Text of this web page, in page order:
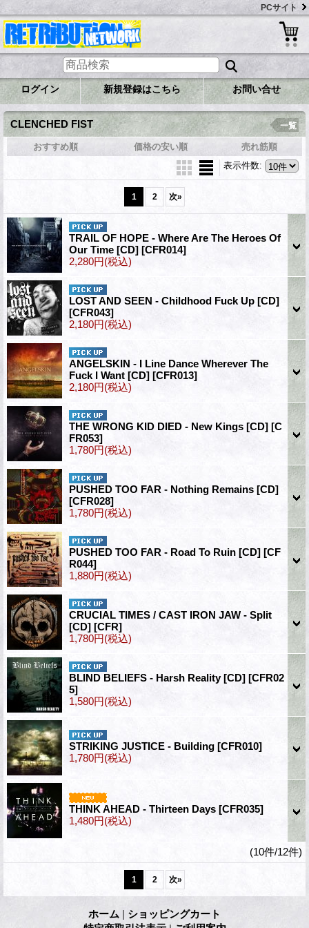
PCサイト
ログイン 新規登録はこちら お問い合せ
CLENCHED FIST 一覧
おすすめ順 価格の安い順
売れ筋順
表示件数:
1 2 次»
TRAIL OF HOPE - Where Are The Heroes Of
Our Time [CD] [CFR014]
2,280円(税込)
LOST AND SEEN - Childhood Fuck Up [CD]
[CFR043]
2,180円(税込)
ANGELSKIN - I Line Dance Wherever The
Fuck I Want [CD] [CFR013]
2,180円(税込)
THE WRONG KID DIED - New Kings [CD] [C
FR053]
1,780円(税込)
PUSHED TOO FAR - Nothing Remains [CD]
[CFR028]
1,780円(税込)
PUSHED TOO FAR - Road To Ruin [CD] [CF
R044]
1,880円(税込)
CRUCIAL TIMES / CAST IRON JAW - Split
[CD] [CFR]
1,780円(税込)
BLIND BELIEFS - Harsh Reality [CD] [CFR02
5]
1,580円(税込)
STRIKING JUSTICE - Building [CFR010]
1,780円(税込)
THINK AHEAD - Thirteen Days [CFR035]
1,480円(税込)
(10件/12件)
1 2 次»
ホーム | ショッピングカート